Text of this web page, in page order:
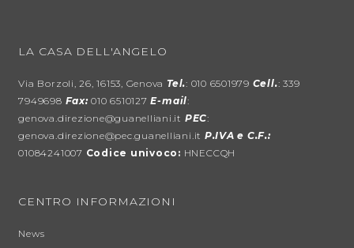
LA CASA DELL'ANGELO
Via Borzoli, 26, 16153, Genova Tel.: 010 6501979 Cell.: 339
7949698 Fax: 010 6510127E-mail:
genova.direzione@guanelliani.it PEC:
genova.direzione@pec.guanelliani.it P.IVA e C.F.:
01084241007 Codice univoco: HNECCQH
CENTRO INFORMAZIONI
News